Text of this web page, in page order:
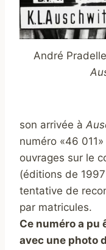
André
son arrivée à
numéro «46
ouvrages sur le
(éditions de
tentative de
par matricules.
Ce numéro a pu
avec une photo